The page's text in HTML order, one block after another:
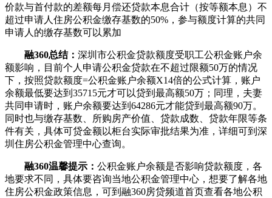
价款与首付款的差额每月偿还贷款本息合计（按等额本息）不
超过申请人住房公积金缴存基数的50%，参与额度计算的共同
申请人的缴存基数可以累加
融360总结： 深圳市公积金贷款额度受职工公积金账户余
额影响，目前个人申请公积金贷款在不超过限额50万的情况
下，按照贷款额度=公积金账户余额X14倍的公式计算，账户
余额最低要达到35715元才可以贷到最高额50万；同理，夫妻
共同申请时，账户余额要达到64286元才能贷到最高额90万。
同时也与缴存基数、所购房产价值、贷款成数、贷款年限等条
件有关，具体可贷金额以柜台实际审批结果为准，详细可到深
圳住房公积金管理中心查询。
融360温馨提示： 公积金账户余额是否影响贷款额度，各
地要求不同，具体要咨询当地公积金管理中心，想要了解各地
住房公积金政策信息，可到融360房贷频道首页查看各地公积